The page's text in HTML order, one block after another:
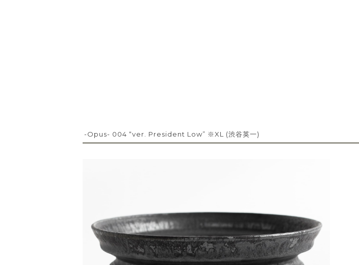
-Opus- 004 “ver. President Low” ※XL (渋谷英一)